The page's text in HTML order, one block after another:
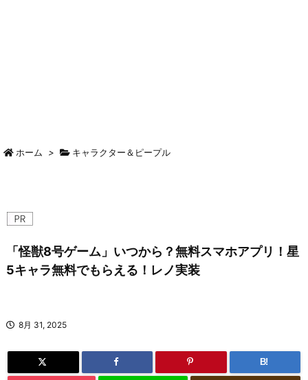
ホーム > キャラクター＆ピープル
「怪獣8号ゲーム」いつから？無料スマホアプリ！星
5キャラ無料でもらえる！レノ実装
8月 31, 2025
B!